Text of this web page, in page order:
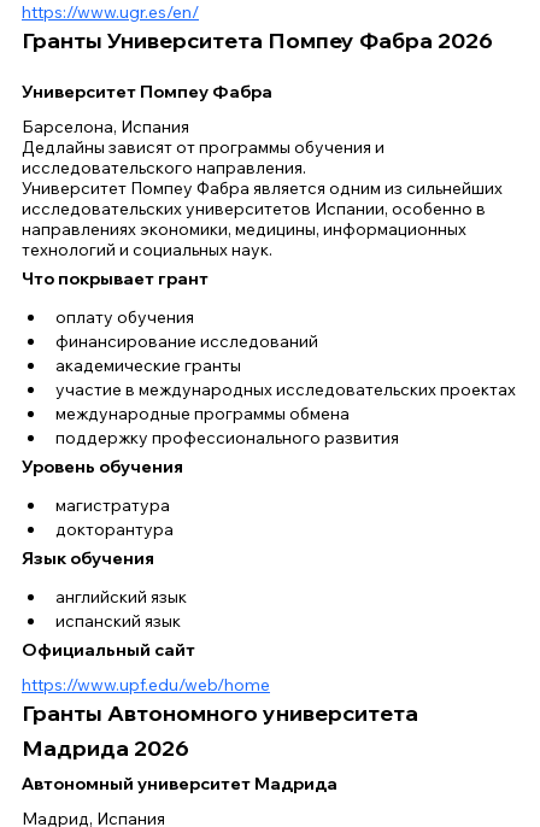
https://www.ugr.es/en/
Гранты Университета Помпеу Фабра 2026
Университет Помпеу Фабра
Барселона, Испания
Дедлайны зависят от программы обучения и
исследовательского направления.
Университет Помпеу Фабра является одним из сильнейших
исследовательских университетов Испании, особенно в
направлениях экономики, медицины, информационных
технологий и социальных наук.
Что покрывает грант
оплату обучения
финансирование исследований
академические гранты
участие в международных исследовательских проектах
международные программы обмена
поддержку профессионального развития
Уровень обучения
магистратура
докторантура
Язык обучения
английский язык
испанский язык
Официальный сайт
https://www.upf.edu/web/home
Гранты Автономного университета
Мадрида 2026
Автономный университет Мадрида
Мадрид, Испания